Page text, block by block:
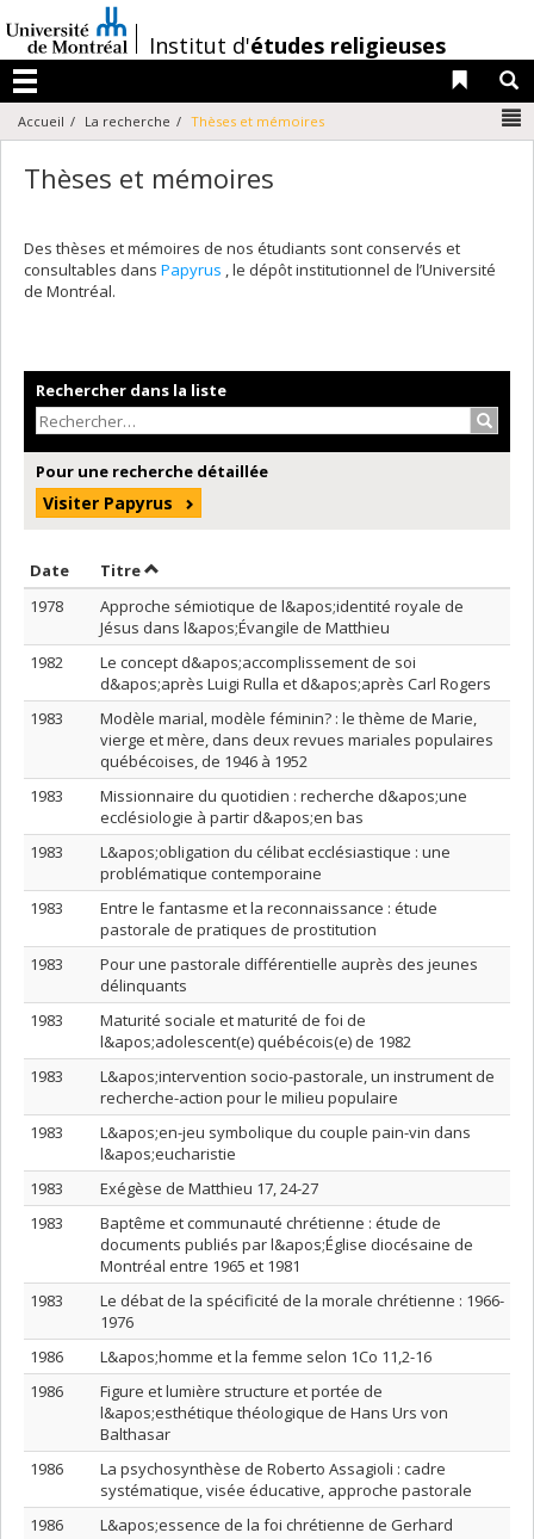
au
contenu
/Institut d'études religieuses
Menu
Liens
Accueil La recherche Thèses et mémoires
Thèses et mémoires
Des thèses et mémoires de nos étudiants sont conservés et
consultables dans Papyrus , le dépôt institutionnel de l’Université
de Montréal.
Rechercher dans la liste
Pour une recherche détaillée
Visiter Papyrus
Date Trier par date en ordre décroissant
TitreTrier par titre en ordre décroissant
1978
Approche sémiotique de l&apos;identité royale de
Jésus dans l&apos;Évangile de Matthieu
1982
Le concept d&apos;accomplissement de soi
d&apos;après Luigi Rulla et d&apos;après Carl Rogers
1983
Modèle marial, modèle féminin? : le thème de Marie,
vierge et mère, dans deux revues mariales populaires
québécoises, de 1946 à 1952
1983
Missionnaire du quotidien : recherche d&apos;une
ecclésiologie à partir d&apos;en bas
1983
L&apos;obligation du célibat ecclésiastique : une
problématique contemporaine
1983
Entre le fantasme et la reconnaissance : étude
pastorale de pratiques de prostitution
1983
Pour une pastorale différentielle auprès des jeunes
délinquants
1983
Maturité sociale et maturité de foi de
l&apos;adolescent(e) québécois(e) de 1982
1983
L&apos;intervention socio-pastorale, un instrument de
recherche-action pour le milieu populaire
1983
L&apos;en-jeu symbolique du couple pain-vin dans
l&apos;eucharistie
1983
Exégèse de Matthieu 17, 24-27
1983
Baptême et communauté chrétienne : étude de
documents publiés par l&apos;Église diocésaine de
Montréal entre 1965 et 1981
1983
Le débat de la spécificité de la morale chrétienne : 1966-
1976
1986
L&apos;homme et la femme selon 1Co 11,2-16
1986
Figure et lumière structure et portée de
l&apos;esthétique théologique de Hans Urs von
Balthasar
1986
La psychosynthèse de Roberto Assagioli : cadre
systématique, visée éducative, approche pastorale
1986
L&apos;essence de la foi chrétienne de Gerhard